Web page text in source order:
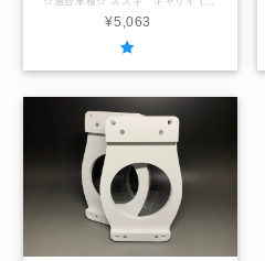
¥5,063